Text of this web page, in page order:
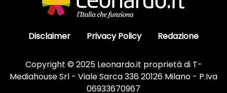
Disclaimer Privacy Policy Redazione
Copyright © 2025 Leonardo.it proprietà di T-
Mediahouse Srl - Viale Sarca 336 20126 Milano - P.Iva
06933670967